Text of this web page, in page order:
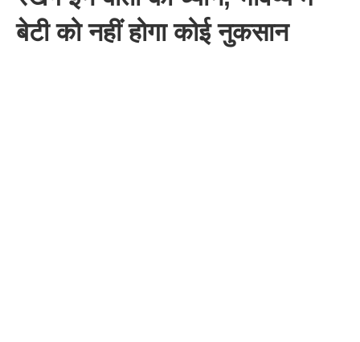
बेटी को नहीं होगा कोई नुकसान